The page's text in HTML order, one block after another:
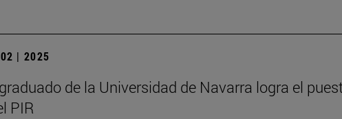
| 2025
de la Universidad de Navarra logra el
PIR